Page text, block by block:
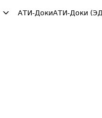
АТИ-ДокиАТИ-Доки